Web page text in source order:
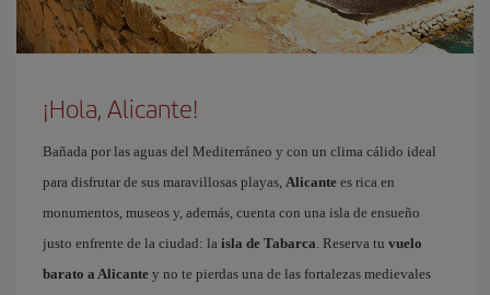
¡Hola, Alicante!
Bañada por las aguas del Mediterráneo y con un clima cálido ideal
para disfrutar de sus maravillosas playas, Alicante es rica en
monumentos, museos y, además, cuenta con una isla de ensueño
justo enfrente de la ciudad: la isla de Tabarca. Reserva tu vuelo
barato a Alicante y no te pierdas una de las fortalezas medievales